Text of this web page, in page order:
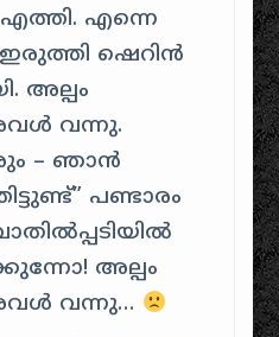
എന്നെ
ഷെറിൻ
അല്പം
വന്നു.
– ഞാൻ
പണ്ടാരം
അല്പം
വന്നു…